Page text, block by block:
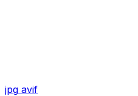
jpg avif